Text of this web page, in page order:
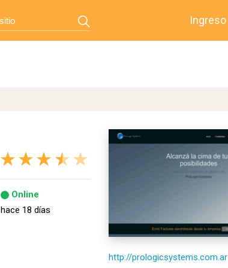
Ingreso
Online
hace 18 días
http://prologicsystems.com.ar